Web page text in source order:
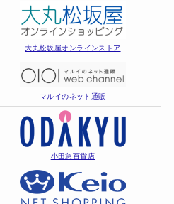
大丸松坂屋オンラインストア
マルイのネット通販
小田急百貨店